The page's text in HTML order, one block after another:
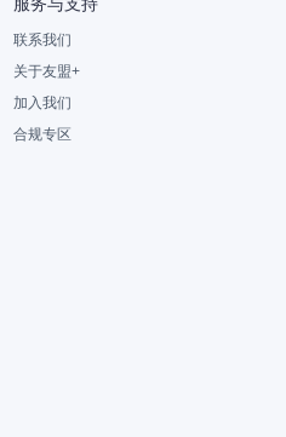
服务与支持
联系我们
关于友盟+
加入我们
合规专区